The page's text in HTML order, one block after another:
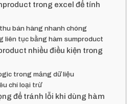
trong excel để tính
bán hàng nhanh chóng
liên tục bằng hàm sumproduct
nhiều điều kiện trong
trong mảng dữ liệu
chí loại trừ
để tránh lỗi khi dùng hàm